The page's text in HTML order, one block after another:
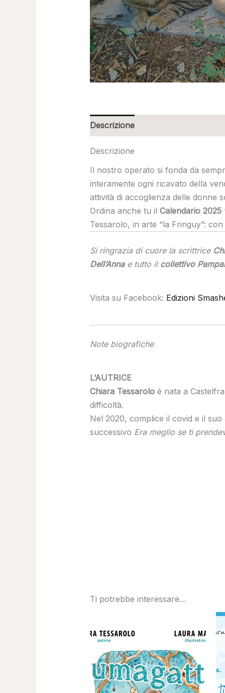
Descrizione
Descrizione
Il nostro operato si fonda da
interamente ogni ricavato della
attività di accoglienza delle donne
Ordina anche tu il Calendario 2025
Tessarolo, in arte “la Fringuy”:
Si ringrazia di cuore la scrittrice
Dell’Annae tutto il collettivo
Visita su Facebook: Edizioni
Note biografiche
L’AUTRICE
Chiara Tessarolo è nata a
difficoltà.
Nel 2020, complice il covid e il
successivo Era meglio se ti
Ti potrebbe interessare…